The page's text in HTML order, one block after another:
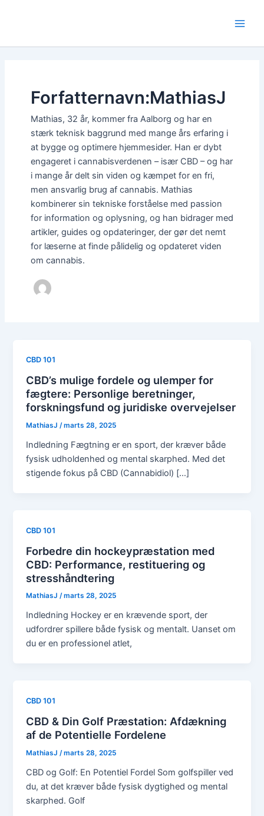
Forfatternavn:MathiasJ
Mathias, 32 år, kommer fra Aalborg og har en
stærk teknisk baggrund med mange års erfaring i
at bygge og optimere hjemmesider. Han er dybt
engageret i cannabisverdenen – især CBD – og har
i mange år delt sin viden og kæmpet for en fri,
men ansvarlig brug af cannabis. Mathias
kombinerer sin tekniske forståelse med passion
for information og oplysning, og han bidrager med
artikler, guides og opdateringer, der gør det nemt
for læserne at finde pålidelig og opdateret viden
om cannabis.
CBD 101
CBD’s mulige fordele og ulemper for
fægtere: Personlige beretninger,
forskningsfund og juridiske overvejelser
MathiasJ/marts 28, 2025
Indledning Fægtning er en sport, der kræver både
fysisk udholdenhed og mental skarphed. Med det
stigende fokus på CBD (Cannabidiol) […]
CBD 101
Forbedre din hockeypræstation med
CBD: Performance, restituering og
stresshåndtering
MathiasJ/marts 28, 2025
Indledning Hockey er en krævende sport, der
udfordrer spillere både fysisk og mentalt. Uanset om
du er en professionel atlet,
CBD 101
CBD & Din Golf Præstation: Afdækning
af de Potentielle Fordelene
MathiasJ/marts 28, 2025
CBD og Golf: En Potentiel Fordel Som golfspiller ved
du, at det kræver både fysisk dygtighed og mental
skarphed. Golf